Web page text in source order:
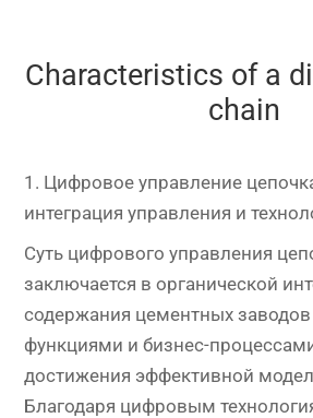
Characteristics of a
chain
1. Цифровое управление
интеграция управления и
Суть цифрового управления
заключается в органической
содержания цементных
функциями и бизнес-
достижения эффективной
Благодаря цифровым